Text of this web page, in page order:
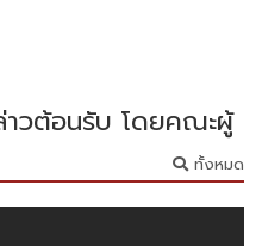
าวต้อนรับ โดยคณะผู้
ทั้งหมด